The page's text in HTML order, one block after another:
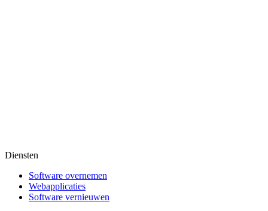
Diensten
Software overnemen
Webapplicaties
Software vernieuwen